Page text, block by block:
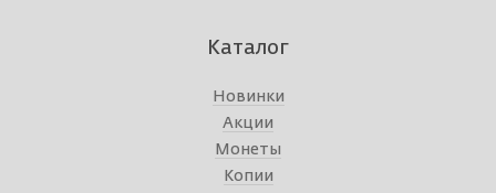
Каталог
Новинки
Акции
Монеты
Копии